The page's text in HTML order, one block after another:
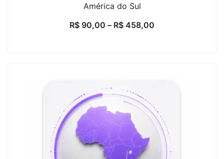
América do Sul
R$ 90,00 – R$ 458,00